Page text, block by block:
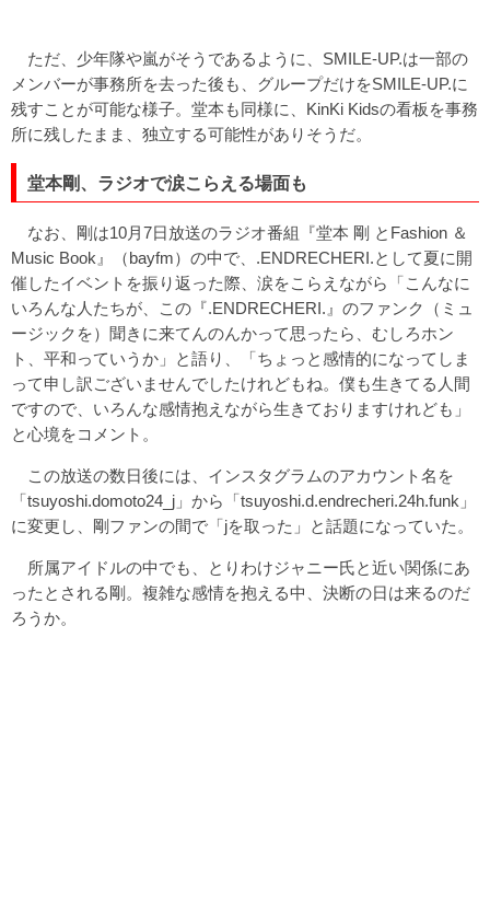
ただ、少年隊や嵐がそうであるように、SMILE-UP.は一部の
メンバーが事務所を去った後も、グループだけをSMILE-UP.に
残すことが可能な様子。堂本も同様に、KinKi Kidsの看板を事務
所に残したまま、独立する可能性がありそうだ。
堂本剛、ラジオで涙こらえる場面も
なお、剛は10月7日放送のラジオ番組『堂本 剛 とFashion ＆
Music Book』（bayfm）の中で、.ENDRECHERI.として夏に開
催したイベントを振り返った際、涙をこらえながら「こんなに
いろんな人たちが、この『.ENDRECHERI.』のファンク（ミュ
ージックを）聞きに来てんのんかって思ったら、むしろホン
ト、平和っていうか」と語り、「ちょっと感情的になってしま
って申し訳ございませんでしたけれどもね。僕も生きてる人間
ですので、いろんな感情抱えながら生きておりますけれども」
と心境をコメント。
この放送の数日後には、インスタグラムのアカウント名を
「tsuyoshi.domoto24_j」から「tsuyoshi.d.endrecheri.24h.funk」
に変更し、剛ファンの間で「jを取った」と話題になっていた。
所属アイドルの中でも、とりわけジャニー氏と近い関係にあ
ったとされる剛。複雑な感情を抱える中、決断の日は来るのだ
ろうか。